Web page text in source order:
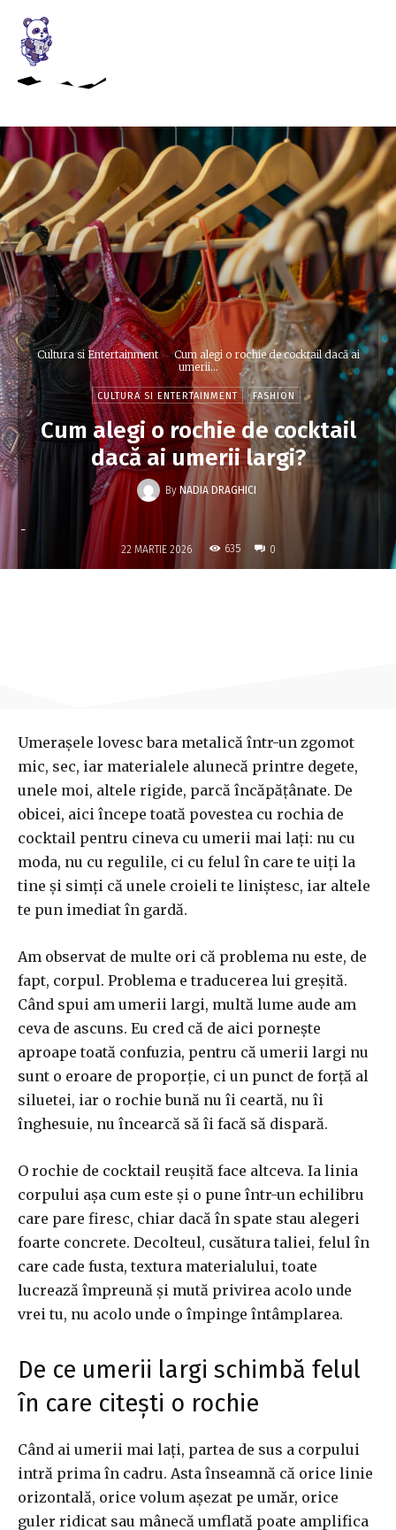
Cultura si Entertainment
Cum alegi o rochie de cocktail dacă ai
umerii...
CULTURA SI ENTERTAINMENT FASHION
Cum alegi o rochie de cocktail
dacă ai umerii largi?
By NADIA DRAGHICI
-
22 MARTIE 2026 635 0
Umerașele lovesc bara metalică într-un zgomot
mic, sec, iar materialele alunecă printre degete,
unele moi, altele rigide, parcă încăpățânate. De
obicei, aici începe toată povestea cu rochia de
cocktail pentru cineva cu umerii mai lați: nu cu
moda, nu cu regulile, ci cu felul în care te uiți la
tine și simți că unele croieli te liniștesc, iar altele
te pun imediat în gardă.
Am observat de multe ori că problema nu este, de
fapt, corpul. Problema e traducerea lui greșită.
Când spui am umerii largi, multă lume aude am
ceva de ascuns. Eu cred că de aici pornește
aproape toată confuzia, pentru că umerii largi nu
sunt o eroare de proporție, ci un punct de forță al
siluetei, iar o rochie bună nu îi ceartă, nu îi
înghesuie, nu încearcă să îi facă să dispară.
O rochie de cocktail reușită face altceva. Ia linia
corpului așa cum este și o pune într-un echilibru
care pare firesc, chiar dacă în spate stau alegeri
foarte concrete. Decolteul, cusătura taliei, felul în
care cade fusta, textura materialului, toate
lucrează împreună și mută privirea acolo unde
vrei tu, nu acolo unde o împinge întâmplarea.
De ce umerii largi schimbă felul
în care citești o rochie
Când ai umerii mai lați, partea de sus a corpului
intră prima în cadru. Asta înseamnă că orice linie
orizontală, orice volum așezat pe umăr, orice
guler ridicat sau mânecă umflată poate amplifica